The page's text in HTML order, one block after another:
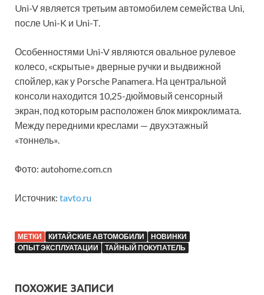
Uni-V является третьим автомобилем семейства Uni,
после Uni-K и Uni-T.
Особенностями Uni-V являются овальное рулевое
колесо, «скрытые» дверные ручки и выдвижной
спойлер, как у Porsche Panamera. На центральной
консоли находится 10,25-дюймовый сенсорный
экран, под которым расположен блок микроклимата.
Между передними креслами — двухэтажный
«тоннель».
Фото: autohome.com.cn
Источник: tavto.ru
МЕТКИ КИТАЙСКИЕ АВТОМОБИЛИ
НОВИНКИ
ОПЫТ ЭКСПЛУАТАЦИИ
ТАЙНЫЙ ПОКУПАТЕЛЬ
ПОХОЖИЕ ЗАПИСИ